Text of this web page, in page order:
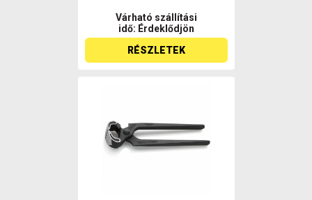
Várható szállítási
idő: Érdeklődjön
RÉSZLETEK